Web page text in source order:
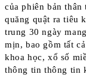
của phiên bản
quăng quật ra tiêu
trung 30 ngày
mịn, bao gồm tất
khoa học, xổ số
thông tin thông tin